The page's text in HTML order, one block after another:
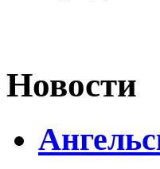
Новости